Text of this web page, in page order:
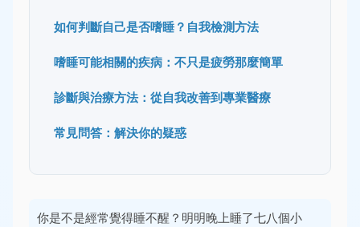
如何判斷自己是否嗜睡？自我檢測方法
嗜睡可能相關的疾病：不只是疲勞那麼簡單
診斷與治療方法：從自我改善到專業醫療
常見問答：解決你的疑惑
你是不是經常覺得睡不醒？明明晚上睡了七八個小